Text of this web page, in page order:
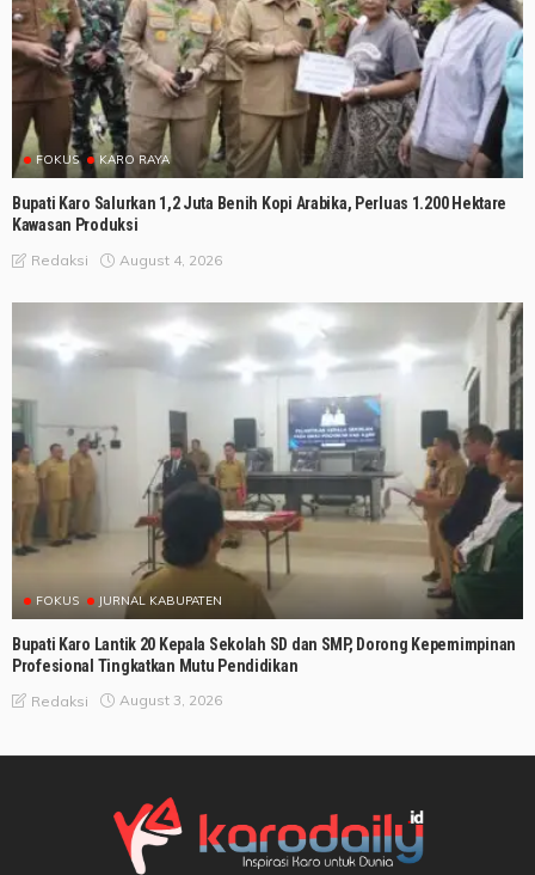
FOKUS KARO RAYA
Bupati Karo Salurkan 1,2 Juta Benih Kopi Arabika, Perluas 1.200 Hektare
Kawasan Produksi
Redaksi August 4, 2026
FOKUS JURNAL KABUPATEN
Bupati Karo Lantik 20 Kepala Sekolah SD dan SMP, Dorong Kepemimpinan
Profesional Tingkatkan Mutu Pendidikan
Redaksi August 3, 2026